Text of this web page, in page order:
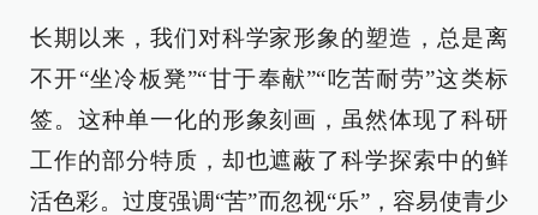
长期以来，我们对科学家形象的塑造，总是离
不开“坐冷板凳”“甘于奉献”“吃苦耐劳”这类标
签。这种单一化的形象刻画，虽然体现了科研
工作的部分特质，却也遮蔽了科学探索中的鲜
活色彩。过度强调“苦”而忽视“乐”，容易使青少